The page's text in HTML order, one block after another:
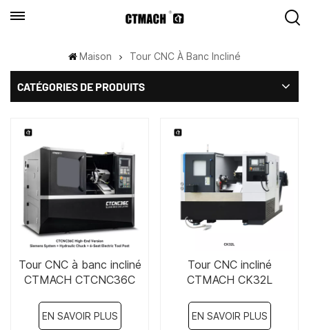
Maison Tour CNC À Banc Incliné
CATÉGORIES DE PRODUITS
Tour CNC à banc incliné
CTMACH CTCNC36C
EN SAVOIR PLUS
Tour CNC incliné
CTMACH CK32L
EN SAVOIR PLUS